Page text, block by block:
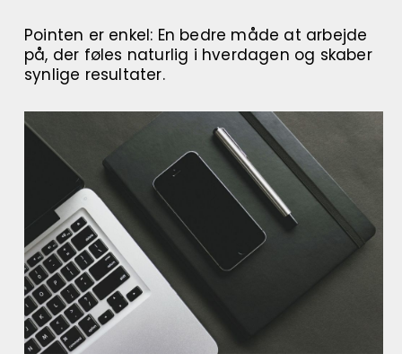
Pointen er enkel: En bedre måde at arbejde
på, der føles naturlig i hverdagen og skaber
synlige resultater.